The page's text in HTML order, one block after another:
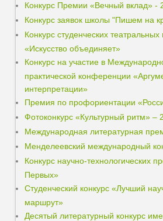
Конкурс Премии «Вечный вклад» -
Конкурс заявок школы "Пишем на
Конкурс студенческих театральных
«Искусство объединяет»
Конкурс на участие в
практической конференции
интерпретации»
Премия по профориентации
Фотоконкурс «Культурный ритм» –
Международная литературная
Менделеевский международный
Конкурс научно-технологических
Первых»
Студенческий конкурс «Лучший
маршрут»
Десятый литературный конкурс